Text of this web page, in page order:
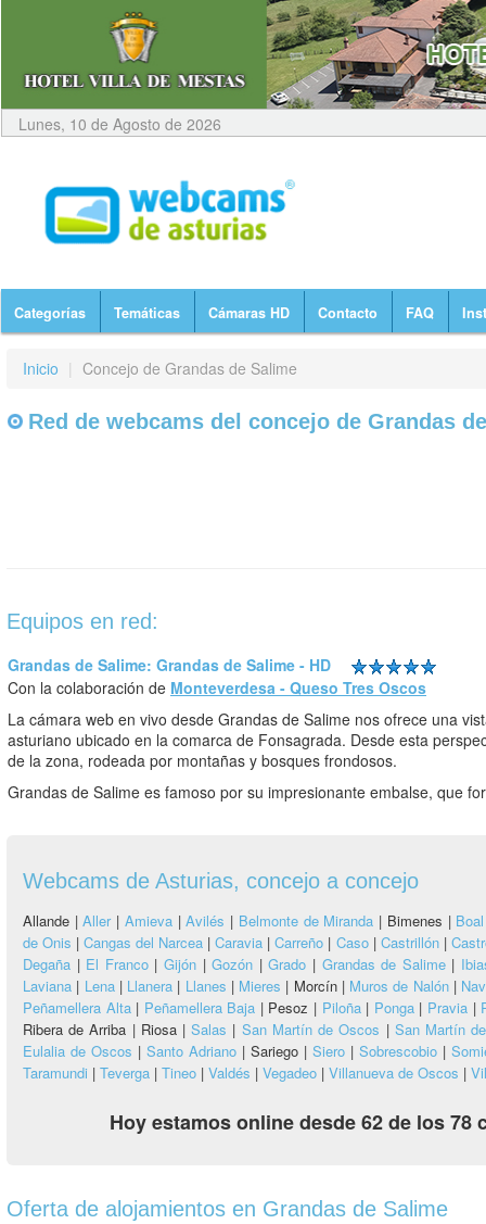
Lunes, 10 de Agosto de 2026
Categorías Temáticas Cámaras HD Contacto FAQ
Inicio | Concejo de Grandas de Salime
Red de webcams del concejo de Grandas
Equipos en red:
Grandas de Salime: Grandas de Salime - HD
Con la colaboración de Monteverdesa - Queso Tres Oscos
La cámara web en vivo desde Grandas de Salime nos ofrece una
asturiano ubicado en la comarca de Fonsagrada. Desde esta
de la zona, rodeada por montañas y bosques frondosos.
Grandas de Salime es famoso por su impresionante embalse, que
Webcams de Asturias, concejo a concejo
Allande |Aller| Amieva|Avilés | Belmonte de Miranda | Bimenes | Boal
de Onis |Cangas del Narcea |Caravia |Carreño | Caso| Castrillón|
Degaña | El Franco|Gijón |Gozón |Grado | Grandas de Salime|
Laviana | Lena| Llanera | Llanes | Mieres | Morcín | Muros de Nalón|
Peñamellera Alta| Peñamellera Baja | Pesoz | Piloña| Ponga| Pravia|
Ribera de Arriba | Riosa |Salas | San Martín de Oscos | San Martín
Eulalia de Oscos | Santo Adriano| Sariego | Siero| Sobrescobio|
Taramundi | Teverga | Tineo | Valdés | Vegadeo | Villanueva de Oscos |
Hoy estamos online desde 62 de los 78
Oferta de alojamientos en Grandas de Salime